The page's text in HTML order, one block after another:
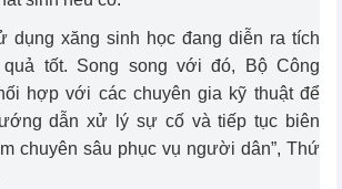
dụng xăng sinh học đang diễn ra tích
tốt. Song song với đó, Bộ Công
hợp với các chuyên gia kỹ thuật để
dẫn xử lý sự cố và tiếp tục biên
chuyên sâu phục vụ người dân”, Thứ